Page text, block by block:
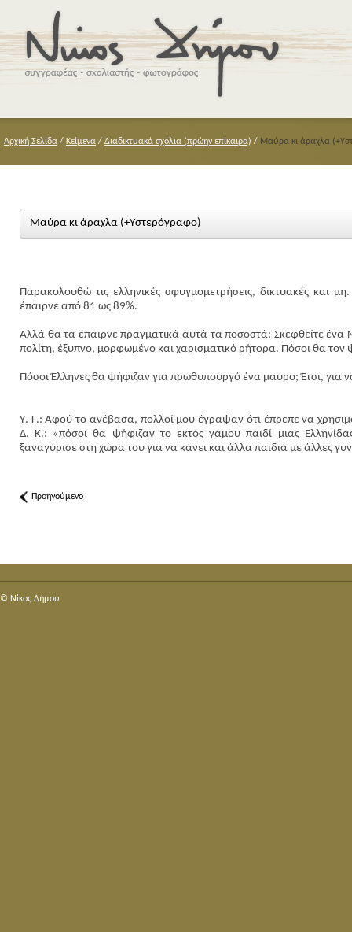
Αρχική Σελίδα / Κείμενα / Διαδικτυακά σχόλια (πρώην επίκαιρα) / Μαύρα κι άραχλα
Μαύρα κι άραχλα (+Υστερόγραφο)
Παρακολουθώ τις ελληνικές σφυγμομετρήσεις, δικτυακές
έπαιρνε από 81 ως 89%.
Αλλά θα τα έπαιρνε πραγματικά αυτά τα ποσοστά; Σκεφθείτε
πολίτη, έξυπνο, μορφωμένο και χαρισματικό ρήτορα. Πόσοι θα τον
Πόσοι Έλληνες θα ψήφιζαν για πρωθυπουργό ένα μαύρο; Έτσι, για
Y. Γ.: Αφού το ανέβασα, πολλοί μου έγραψαν ότι έπρεπε να
Δ. Κ.: «πόσοι θα ψήφιζαν το εκτός γάμου παιδί μιας
ξαναγύρισε στη χώρα του για να κάνει και άλλα παιδιά με άλλες
Προηγούμενο
© Nίκος Δήμου